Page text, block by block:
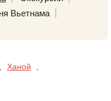
Вьетнама
Ханой